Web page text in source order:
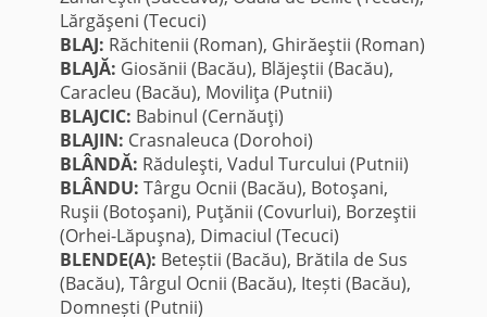
Lărgăşeni (Tecuci)
BLAJ: Răchitenii (Roman), Ghirăeştii (Roman)
BLAJĂ: Giosănii (Bacău), Blăjeştii (Bacău),
Caracleu (Bacău), Moviliţa (Putnii)
BLAJCIC: Babinul (Cernăuţi)
BLAJIN: Crasnaleuca (Dorohoi)
BLÂNDĂ: Răduleşti, Vadul Turcului (Putnii)
BLÂNDU: Târgu Ocnii (Bacău), Botoşani,
Ruşii (Botoşani), Puţănii (Covurlui), Borzeştii
(Orhei-Lăpuşna), Dimaciul (Tecuci)
BLENDE(A): Beteștii (Bacău), Brătila de Sus
(Bacău), Târgul Ocnii (Bacău), Itești (Bacău),
Domnești (Putnii)